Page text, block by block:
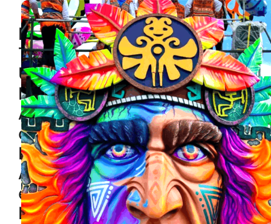
Los
Tumaqueños
Un
Pueblo
Afrocolombiano
con
Raíces
Ancestrales
en
Nariño